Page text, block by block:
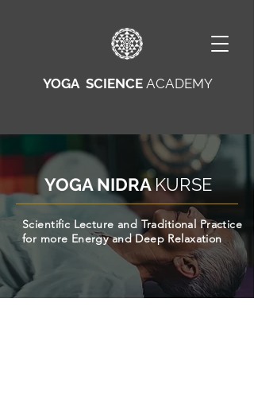
YOGA SCIENCE ACADEMY
YOGA NIDRAKURSE
Scientific Lecture and Traditional Practice
for more Energy and Deep Relaxation